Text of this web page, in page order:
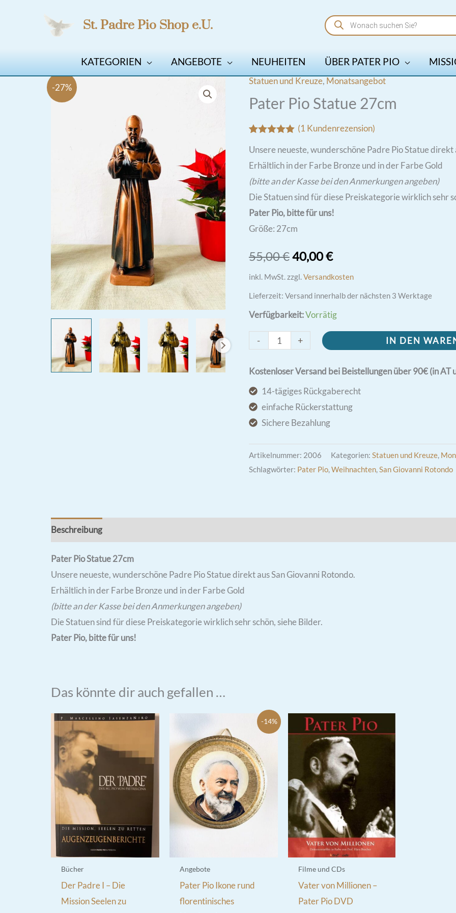
St. Padre Pio Shop e.U.
Products
search
KATEGORIEN ANGEBOTE NEUHEITEN ÜBER PATER PIO
-27%
Statuen und Kreuze, Monatsangebot
Pater Pio Statue 27cm
5.00von 5,
auf
Kundenbewertung
(1 Kundenrezension)
Unsere neueste, wunderschöne Padre Pio Statue direkt
Erhältlich in der Farbe Bronze und in der Farbe Gold
(bitte an der Kasse bei den Anmerkungen angeben)
Die Statuen sind für diese Preiskategorie wirklich sehr
Pater Pio, bitte für uns!
Größe: 27cm
55,00€Ursprünglicher
Preis
war:
55,00 €
40,00€Aktueller
Preis
ist:
40,00 €.
inkl. MwSt.zzgl.Versandkosten
Lieferzeit: Versand innerhalb der nächsten 3 Werktage
Verfügbarkeit:Vorrätig
-
Pater
Statue
27cm
Menge
+ IN DEN
Kostenloser Versand bei Beistellungen über 90€ (in AT
14-tägiges Rückgaberecht
einfache Rückerstattung
Sichere Bezahlung
Artikelnummer: 2006 Kategorien: Statuen und Kreuze,
Schlagwörter: Pater Pio,Weihnachten,San Giovanni Rotondo
Beschreibung
Pater Pio Statue 27cm
Unsere neueste, wunderschöne Padre Pio Statue direkt aus San Giovanni Rotondo.
Erhältlich in der Farbe Bronze und in der Farbe Gold
(bitte an der Kasse bei den Anmerkungen angeben)
Die Statuen sind für diese Preiskategorie wirklich sehr schön, siehe Bilder.
Pater Pio, bitte für uns!
Das könnte dir auch gefallen …
Bücher
Der Padre I – Die
Mission Seelen zu
-14%
Angebote
Pater Pio Ikone rund
florentinisches
Filme und CDs
Vater von Millionen –
Pater Pio DVD